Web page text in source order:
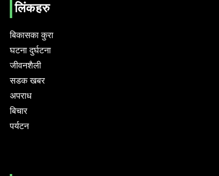
लिंकहरु
बिकासका कुरा
घटना दुर्घटना
जीवनशैली
सडक खबर
अपराध
बिचार
पर्यटन